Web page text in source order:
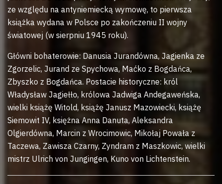
ze względu na antyniemiecką wymowę, to pierwsza
książka wydana w Polsce po zakończeniu II wojny
światowej (w sierpniu 1945 roku).
Główni bohaterowie: Danusia Jurandówna, Jagienka ze
Zgorzelic, Jurand ze Spychowa, Maćko z Bogdańca,
Zbyszko z Bogdańca. Postacie historyczne: król
Władysław Jagiełło, królowa Jadwiga Andegaweńska,
wielki książę Witold, książę Janusz Mazowiecki, książę
Siemowit IV, księżna Anna Danuta, Aleksandra
Olgierdówna, Marcin z Wrocimowic, Mikołaj Powała z
Taczewa, Zawisza Czarny, Zyndram z Maszkowic, wielki
mistrz Ulrich von Jungingen, Kuno von Lichtenstein.